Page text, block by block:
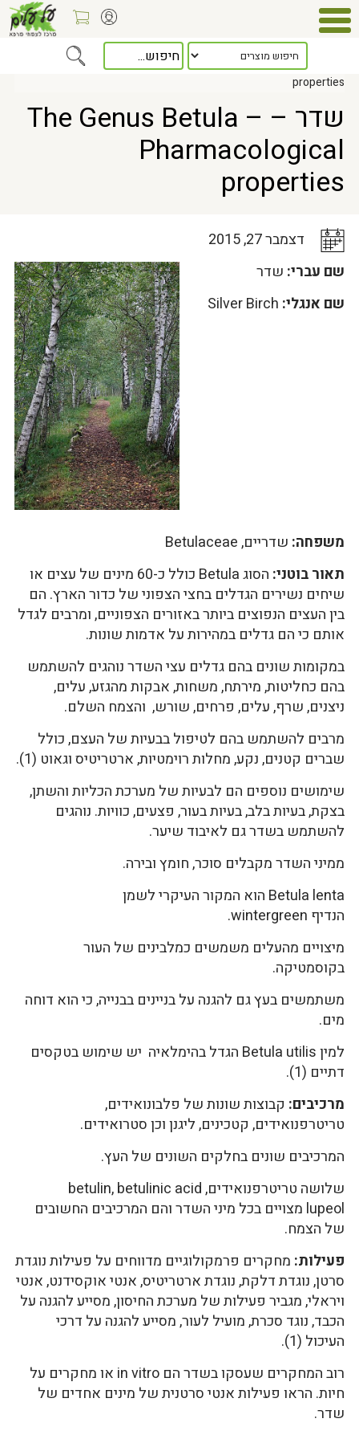
כלל המאמרים
> שדר – The Genus Betula – Pharmacological
properties
שדר – The Genus Betula –
Pharmacological
properties
דצמבר 27, 2015
שם עברי: שדר
שם אנגלי:
משפחה: שדריים, Betulaceae
תאור בוטני:
הסוג Betula כולל כ-60 מינים של עצים או
שיחים נשירים הגדלים בחצי הצפוני של כדור הארץ. הם
בין העצים הנפוצים ביותר באזורים הצפוניים, ומרבים לגדל
אותם כי הם גדלים במהירות על אדמות שונות.
במקומות שונים בהם גדלים עצי השדר נוהגים להשתמש
בהם כחליטות, מירתח, משחות, אבקות מהגזע, עלים,
ניצנים, שרף, עלים, פרחים, שורש, והצמח השלם.
מרבים להשתמש בהם לטיפול בבעיות של העצם, כולל
שברים קטנים, נקע, מחלות רוימטיות, ארטריטיס וגאוט (1).
שימושים נוספים הם לבעיות של מערכת הכליות והשתן,
בצקת, בעיות בלב, בעיות בעור, פצעים, כוויות. נוהגים
להשתמש בשדר גם לאיבוד שיער.
ממיני השדר מקבלים סוכר, חומץ ובירה.
Betula lenta הוא המקור העיקרי לשמן
הנדיף wintergreen.
מיצויים מהעלים משמשים כמלבינים של העור
בקוסמטיקה.
משתמשים בעץ גם להגנה על בניינים בבנייה, כי הוא דוחה
מים.
למין Betula utilis הגדל בהימלאיה יש שימוש בטקסים
דתיים (1).
מרכיבים: קבוצות שונות של פלבונואידים,
טריטרפנואידים, קטכינים, ליגנן וכן סטרואידים.
המרכיבים שונים בחלקים השונים של העץ.
שלושה טריטרפנואידים, betulin, betulinic acid
lupeol מצויים בכל מיני השדר והם המרכיבים החשובים
של הצמח.
פעילות: מחקרים פרמקולוגיים מדווחים על פעילות נוגדת
סרטן, נוגדת דלקת, נוגדת ארטריטיס, אנטי אוקסידנט, אנטי
ויראלי, מגביר פעילות של מערכת החיסון, מסייע להגנה על
הכבד, נוגד סכרת, מועיל לעור, מסייע להגנה על דרכי
העיכול (1).
רוב המחקרים שעסקו בשדר הם in vitro או מחקרים על
חיות. הראו פעילות אנטי סרטנית של מינים אחדים של
שדר.